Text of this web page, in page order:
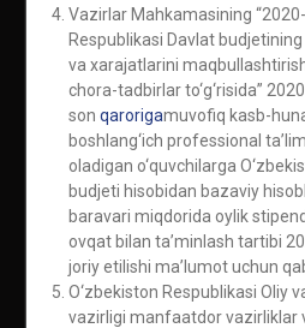
Vazirlar Mahkamasining
Respublikasi Davlat
va xarajatlarini maqbullashtirish
chora-tadbirlar to‘g‘risida”
son qarorigamuvofiq kasb-
boshlang‘ich professional
oladigan o‘quvchilarga
budjeti hisobidan bazaviy
baravari miqdorida oylik
ovqat bilan ta’minlash tartibi
joriy etilishi ma’lumot uchun
O‘zbekiston Respublikasi Oliy
vazirligi manfaatdor vazirliklar